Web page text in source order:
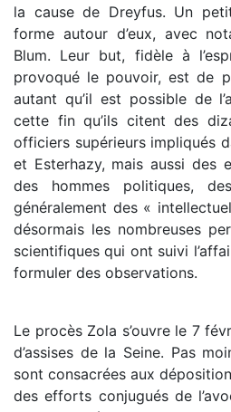
la cause de Dreyfus. Un
forme autour d’eux, avec
Blum. Leur but, fidèle à
provoqué le pouvoir, est de
autant qu’il est possible de
cette fin qu’ils citent des
officiers supérieurs impliqués
et Esterhazy, mais aussi des
des hommes politiques,
généralement des «
désormais les nombreuses
scientifiques qui ont suivi
formuler des observations.
Le procès Zola s’ouvre le 7
d’assises de la Seine. Pas
sont consacrées aux
des efforts conjugués de